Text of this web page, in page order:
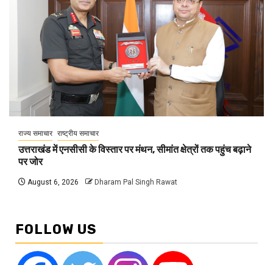
राज्य समाचार राष्ट्रीय समाचार
उत्तराखंड में एनसीसी के विस्तार पर मंथन, सीमांत क्षेत्रों तक पहुंच बढ़ाने
पर जोर
August 6, 2026 Dharam Pal Singh Rawat
FOLLOW US